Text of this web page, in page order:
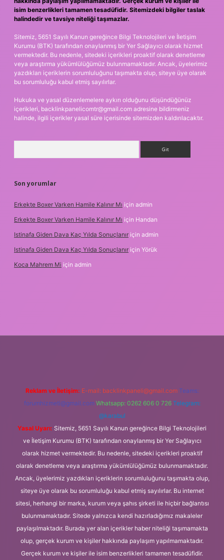
isim benzerlikleri tamamen tesadüfidir. Sitemizdeki bilgiler taslak
halindedir ve tavsiye niteliği taşımazlar.
Sitemiz, 5651 Sayılı Kanun gereğince Bilgi Teknolojileri ve İletişim
Kurumu (BTK) tarafından onaylanmış bir Yer Sağlayıcı olarak hizmet
vermektedir. Bu nedenle, sitedeki içerikleri proaktif olarak denetleme
veya araştırma yükümlülüğümüz bulunmamaktadır. Ancak, üyelerimiz
yazdıkları içeriklerin sorumluluğunu taşımakta olup, siteye üye olarak
bu sorumluluğu kabul etmiş sayılırlar.
Hukuka ve yasal düzenlemelere aykırı olduğunu düşündüğünüz
içerikleri, backlinkpanelicomtr@gmail.com adresine bildirmeniz
halinde, ilgili içerikler yasal süre içerisinde sitemizden kaldırılacaktır.
Son yorumlar
Erkekte Boxer Varken Hamile Kalınır Mı için admin
Erkekte Boxer Varken Hamile Kalınır Mı için Handan
Istinafa Giden Dava Kaç Yılda Sonuçlanır için admin
Istinafa Giden Dava Kaç Yılda Sonuçlanır için Yörük
Koca Mahrem Mi için admin
Reklam ve İletişim: E-mail: backlinkpaneli@gmail.com Teams:
forumhizmeti@gmail.com Whatsapp: 0262 606 0 726 Telegram:
@karabul
Yasal Uyarı: Sitemiz, 5651 Sayılı Kanun gereğince Bilgi Teknolojileri
ve İletişim Kurumu (BTK) tarafından onaylanmış bir Yer Sağlayıcı
olarak hizmet vermektedir. Bu nedenle, sitedeki içerikleri proaktif
olarak denetleme veya araştırma yükümlülüğümüz bulunmamaktadır.
Ancak, üyelerimiz yazdıkları içeriklerin sorumluluğunu taşımakta olup,
siteye üye olarak bu sorumluluğu kabul etmiş sayılırlar. Bu internet
sitesi, herhangi bir marka, kurum veya şahıs şirketi ile hiçbir bağlantısı
bulunmamaktadır. Sitede yalnızca kendi hazırladığımız makaleler
paylaşılmaktadır. Burada yer alan içerikler haber niteliği taşımamakta
olup, gerçek kurum ve kişiler hakkında paylaşım yapılmamaktadır.
Gerçek kurum ve kişiler ile isim benzerlikleri tamamen tesadüfidir.